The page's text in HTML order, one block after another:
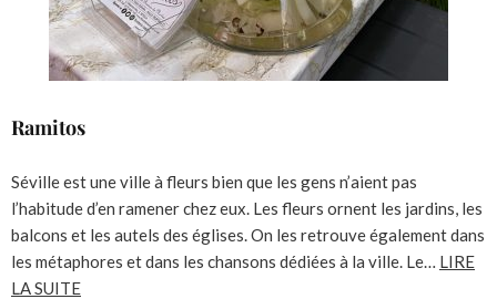
Ramitos
Séville est une ville à fleurs bien que les gens n’aient pas
l’habitude d’en ramener chez eux. Les fleurs ornent les jardins, les
balcons et les autels des églises. On les retrouve également dans
les métaphores et dans les chansons dédiées à la ville. Le… LIRE
LA SUITE